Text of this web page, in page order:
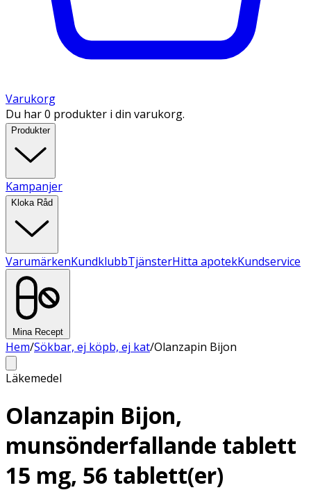
Varukorg
Du har 0 produkter i din varukorg.
Produkter
Kampanjer
Kloka Råd
VarumärkenKundklubbTjänsterHitta apotekKundservice
Mina Recept
Hem/Sökbar, ej köpb, ej kat/Olanzapin Bijon
Läkemedel
Olanzapin Bijon,
munsönderfallande tablett
15 mg, 56 tablett(er)